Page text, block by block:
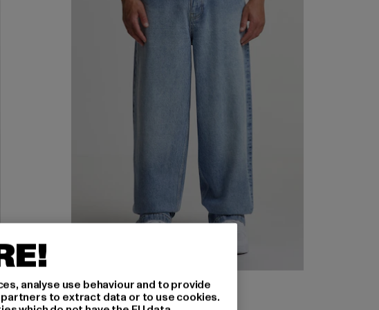
2Y STUDIOS
Eren Basic Wide Baggy
analyse use behaviour and to provide
to extract data or to use cookies.